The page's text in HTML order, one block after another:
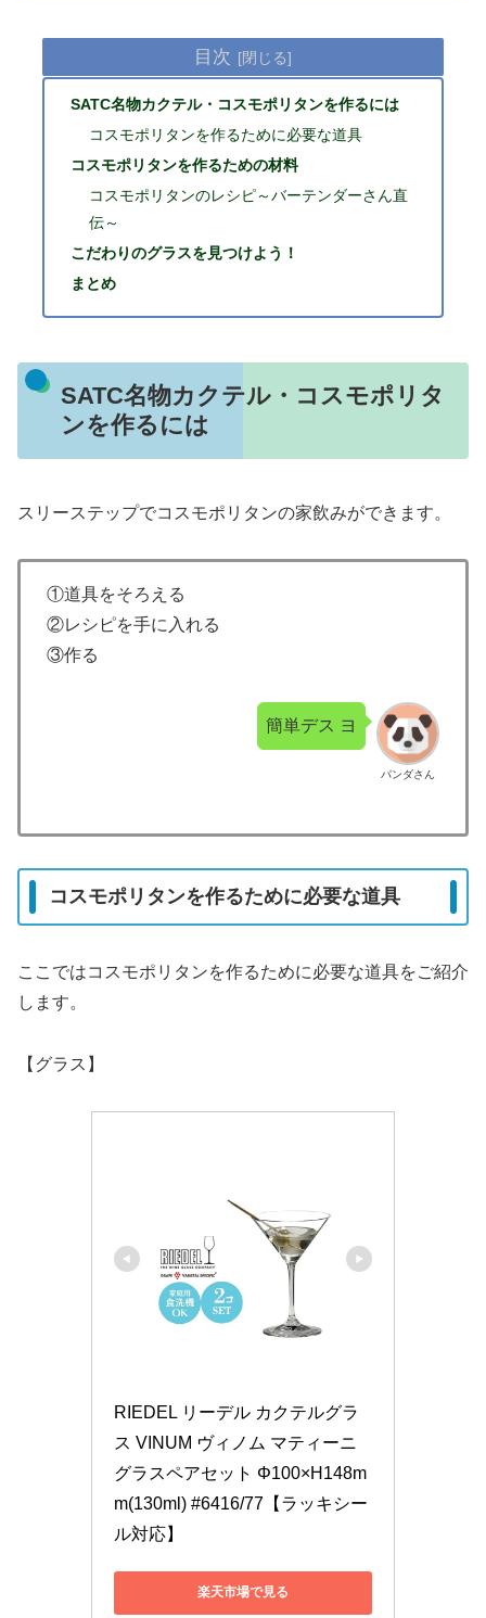
目次
SATC名物カクテル・コスモポリタンを作るには
コスモポリタンを作るために必要な道具
コスモポリタンを作るための材料
コスモポリタンのレシピ～バーテンダーさん直
伝～
こだわりのグラスを見つけよう！
まとめ
SATC名物カクテル・コスモポリタ
ンを作るには
スリーステップでコスモポリタンの家飲みができます。
①道具をそろえる
②レシピを手に入れる
③作る
パンダさん
簡単デス ヨ
コスモポリタンを作るために必要な道具
ここではコスモポリタンを作るために必要な道具をご紹介
します。
【グラス】
RIEDEL リーデル カクテルグラ
ス VINUM ヴィノム マティーニ
グラスペアセット Φ100×H148m
m(130ml) #6416/77【ラッキシー
ル対応】
楽天市場で見る